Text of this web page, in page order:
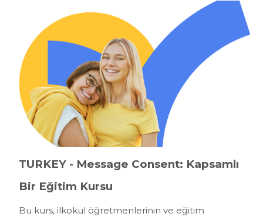
TURKEY - Message Consent: Kapsamlı
Bir Eğitim Kursu
Bu kurs, ilkokul öğretmenlerinin ve eğitim